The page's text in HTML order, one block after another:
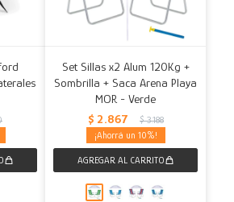
Set Sillas x2 Alum 120Kg +
Sombrilla + Saca Arena Playa
MOR - Verde
$ 2.867 $ 3.188
10